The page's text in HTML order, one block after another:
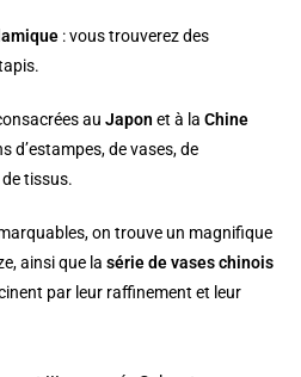
: vous trouverez des
auJapon et à laChine
d’estampes, de vases, de
tissus.
on trouve un magnifique
ainsi que lasérie de vases chinois
par leur raffinement et leur